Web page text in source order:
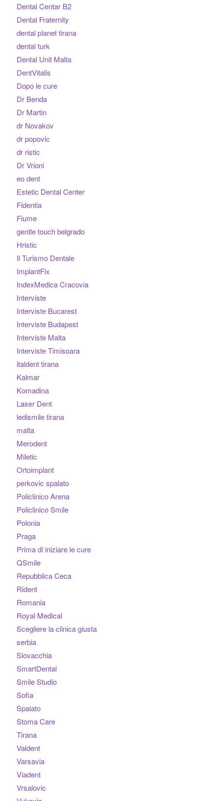
Dental Centar B2
Dental Fraternity
dental planet tirana
dental turk
Dental Unit Malta
DentVitalis
Dopo le cure
Dr Benda
Dr Martin
dr Novakov
dr popovic
dr ristic
Dr Vrioni
eo dent
Estetic Dental Center
Fidentia
Fiume
gentle touch belgrado
Hristic
Il Turismo Dentale
ImplantFix
IndexMedica Cracovia
Interviste
Interviste Bucarest
Interviste Budapest
Interviste Malta
Interviste Timisoara
italdent tirana
Kalmar
Komadina
Laser Dent
ledismile tirana
malta
Merodent
Miletic
Ortoimplant
perkovic spalato
Policlinico Arena
Policlinico Smile
Polonia
Praga
Prima di iniziare le cure
QSmile
Repubblica Ceca
Rident
Romania
Royal Medical
Scegliere la clinica giusta
serbia
Slovacchia
SmartDental
Smile Studio
Sofia
Spalato
Stoma Care
Tirana
Valdent
Varsavia
Viadent
Vrsalovic